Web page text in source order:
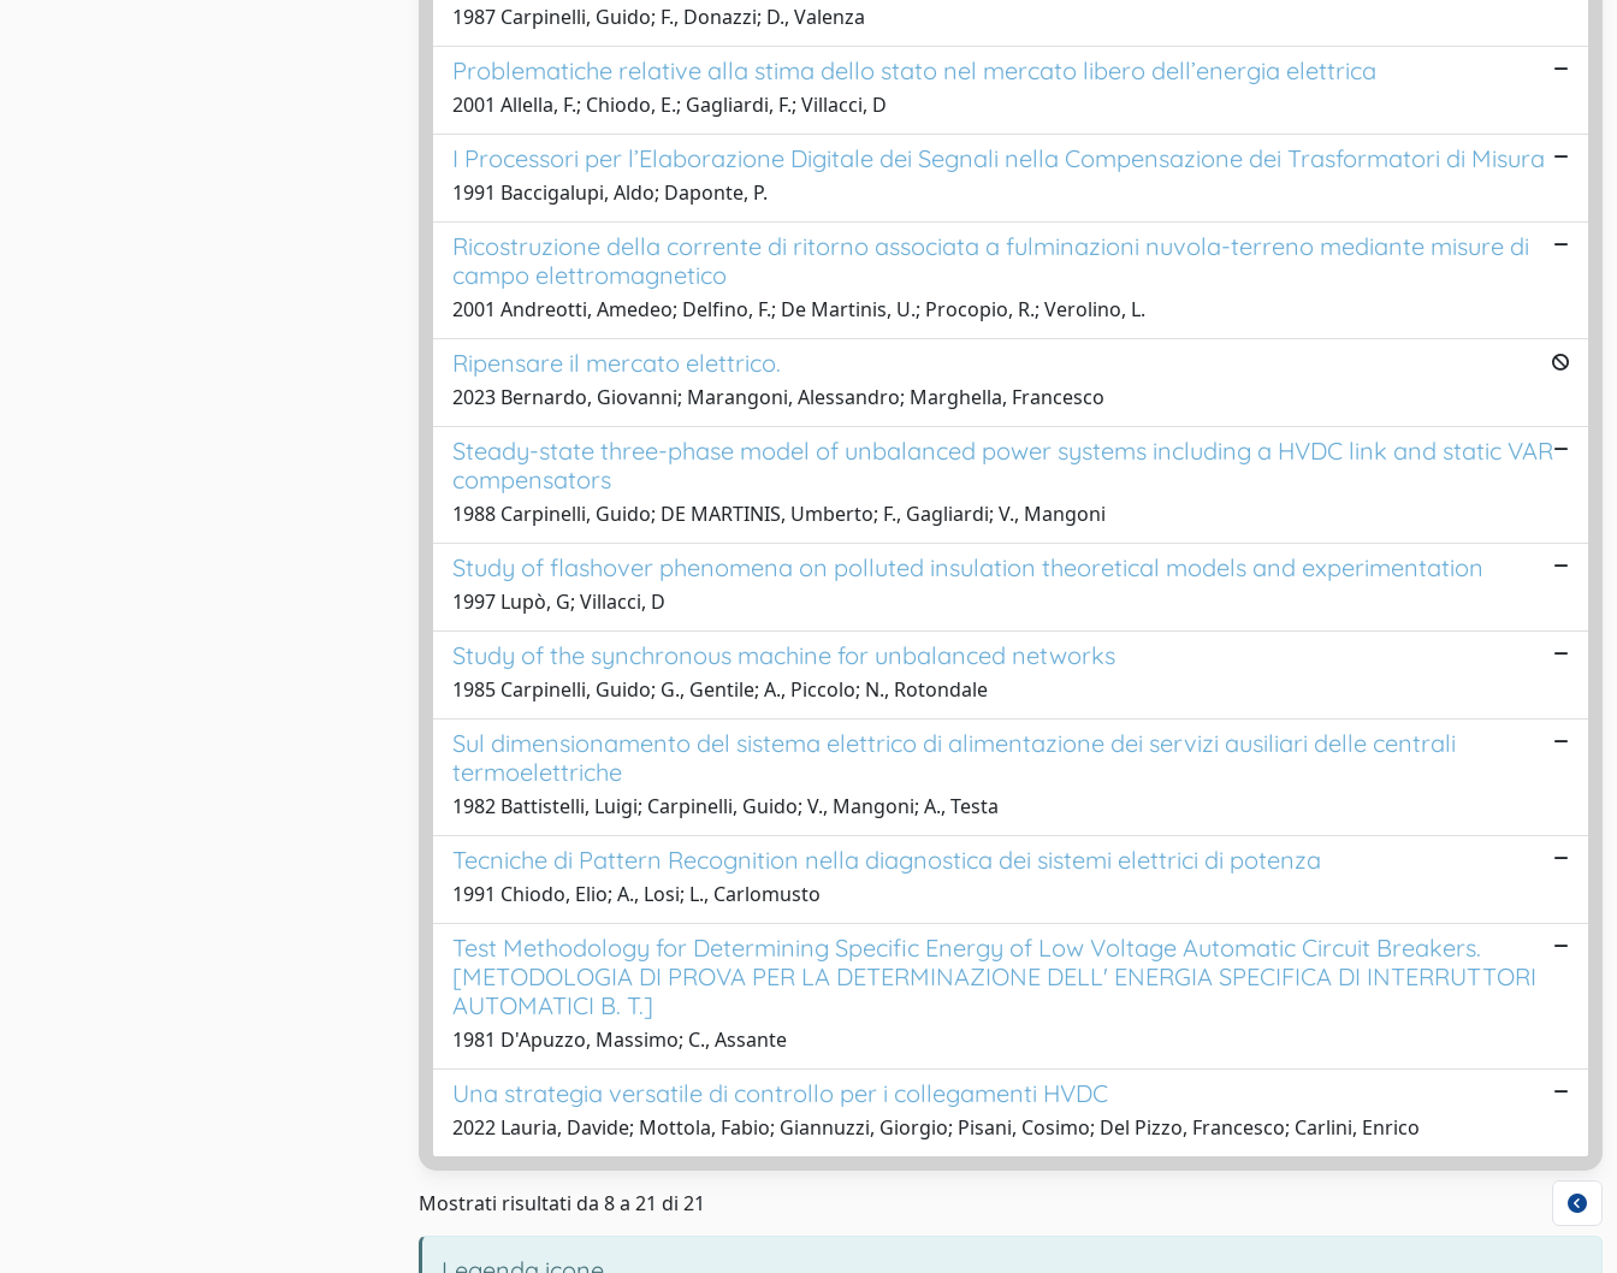
1987 Carpinelli, Guido; F., Donazzi; D., Valenza
Problematiche relative alla stima dello stato nel mercato libero dell’energia elettrica
2001 Allella, F.; Chiodo, E.; Gagliardi, F.; Villacci, D
I Processori per l’Elaborazione Digitale dei Segnali nella Compensazione dei Trasformatori di Misura
1991 Baccigalupi, Aldo; Daponte, P.
Ricostruzione della corrente di ritorno associata a fulminazioni nuvola-terreno mediante misure di
campo elettromagnetico
2001 Andreotti, Amedeo; Delfino, F.; De Martinis, U.; Procopio, R.; Verolino, L.
Ripensare il mercato elettrico.
2023 Bernardo, Giovanni; Marangoni, Alessandro; Marghella, Francesco
Steady-state three-phase model of unbalanced power systems including a HVDC link and static VAR
compensators
1988 Carpinelli, Guido; DE MARTINIS, Umberto; F., Gagliardi; V., Mangoni
Study of flashover phenomena on polluted insulation theoretical models and experimentation
1997 Lupò, G; Villacci, D
Study of the synchronous machine for unbalanced networks
1985 Carpinelli, Guido; G., Gentile; A., Piccolo; N., Rotondale
Sul dimensionamento del sistema elettrico di alimentazione dei servizi ausiliari delle centrali
termoelettriche
1982 Battistelli, Luigi; Carpinelli, Guido; V., Mangoni; A., Testa
Tecniche di Pattern Recognition nella diagnostica dei sistemi elettrici di potenza
1991 Chiodo, Elio; A., Losi; L., Carlomusto
Test Methodology for Determining Specific Energy of Low Voltage Automatic Circuit Breakers.
[METODOLOGIA DI PROVA PER LA DETERMINAZIONE DELL' ENERGIA SPECIFICA DI INTERRUTTORI
AUTOMATICI B. T.]
1981 D'Apuzzo, Massimo; C., Assante
Una strategia versatile di controllo per i collegamenti HVDC
2022 Lauria, Davide; Mottola, Fabio; Giannuzzi, Giorgio; Pisani, Cosimo; Del Pizzo, Francesco; Carlini, Enrico
Mostrati risultati da 8 a 21 di 21